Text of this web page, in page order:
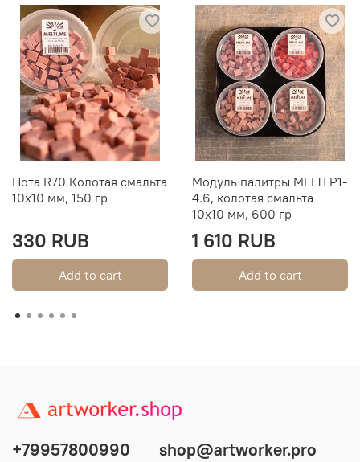
Нота R70 Колотая смальта
10х10 мм, 150 гр
330 RUB
Add to cart
Модуль палитры MELTI P1-
4.6, колотая смальта
10х10 мм, 600 гр
1 610 RUB
Add to cart
+79957800990 shop@artworker.pro